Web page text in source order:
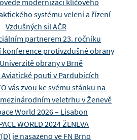
modernizaci klíčového
systému velení a řízení
Vzdušných sil AČR
partnerem 23. ročníku
konference protivzdušné obrany
obrany v Brně
Aviatické pouti v Pardubicích
vás zvou ke svému stánku na
veletrhu v Ženevě
World 2026 – Lisabon
WORLD 2024 ŽENEVA
je nasazeno ve FN Brno